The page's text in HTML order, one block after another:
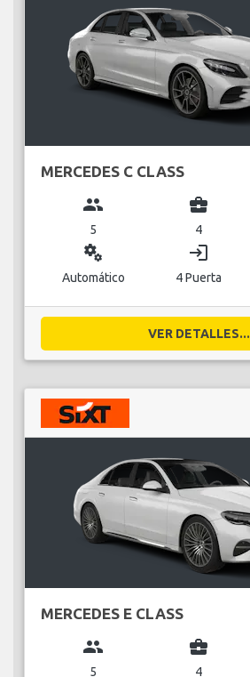
MERCEDES C CLASS
group
5
business_center
4
miscellaneous_services
Automático
login
4 Puerta
VER DETALLES...
MERCEDES E CLASS
group
5
business_center
4